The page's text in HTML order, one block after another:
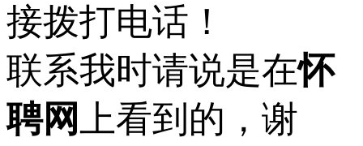
接拨打电话！
联系我时请说是在怀
聘网
上看到的，谢